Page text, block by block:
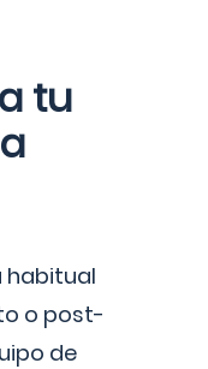
tu
habitual
o post-
de